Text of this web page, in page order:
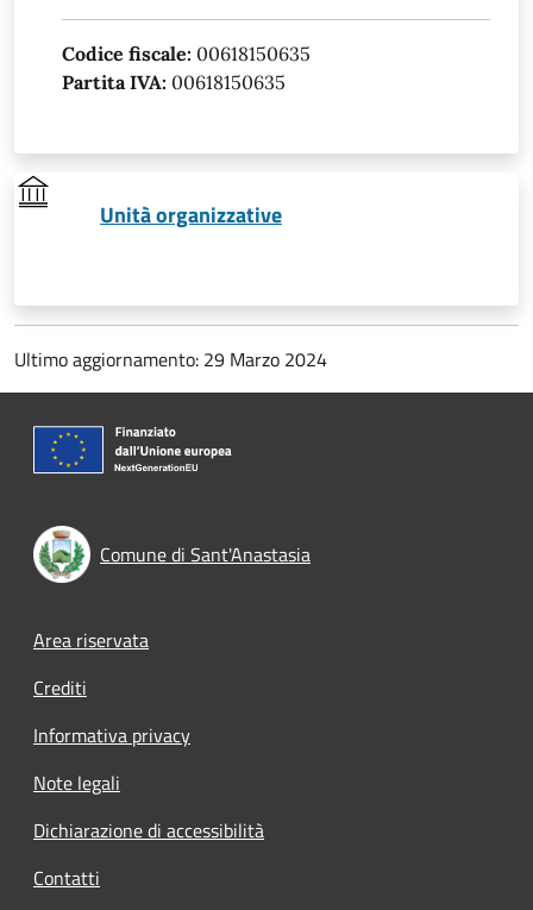
Codice fiscale: 00618150635
Partita IVA: 00618150635
Unità organizzative
Ultimo aggiornamento: 29 Marzo 2024
Comune di Sant'Anastasia
Footer menu
Area riservata
Crediti
Informativa privacy
Note legali
Dichiarazione di accessibilità
Contatti